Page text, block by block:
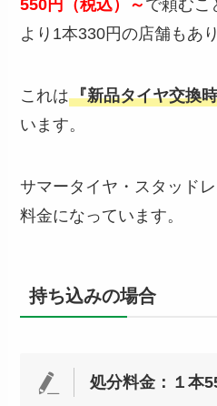
550円（税込）～ で頼むこ
より1本330円の店舗もあり
これは『新品タイヤ交換
います。
サマータイヤ・スタッド
料金になっています。
持ち込みの場合
処分料金：１本